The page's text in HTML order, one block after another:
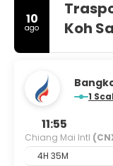
10
ago
Koh
1
11:55
Chiang Mai Intl
4H 35M